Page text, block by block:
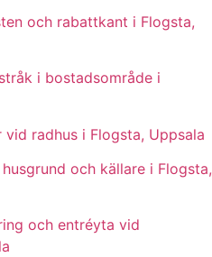
och rabattkant i Flogsta,
i bostadsområde i
radhus i Flogsta, Uppsala
och källare i Flogsta,
och entréyta vid